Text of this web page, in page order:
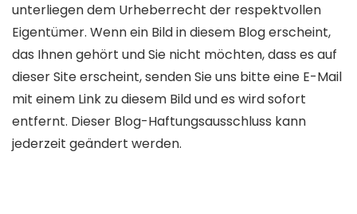
unterliegen dem Urheberrecht der respektvollen
Eigentümer. Wenn ein Bild in diesem Blog erscheint,
das Ihnen gehört und Sie nicht möchten, dass es auf
dieser Site erscheint, senden Sie uns bitte eine E-Mail
mit einem Link zu diesem Bild und es wird sofort
entfernt. Dieser Blog-Haftungsausschluss kann
jederzeit geändert werden.